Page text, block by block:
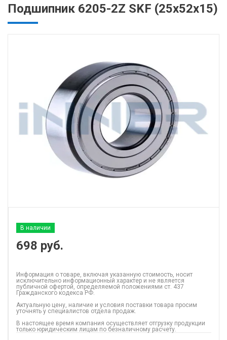
Подшипник 6205-2Z SKF (25x52x15)
В наличии
698 руб.
Информация о товаре, включая указанную стоимость, носит
исключительно информационный характер и не является
публичной офертой, определяемой положениями ст. 437
Гражданского кодекса РФ.
Актуальную цену, наличие и условия поставки товара просим
уточнять у специалистов отдела продаж.
В настоящее время компания осуществляет отгрузку продукции
только юридическим лицам по безналичному расчету.